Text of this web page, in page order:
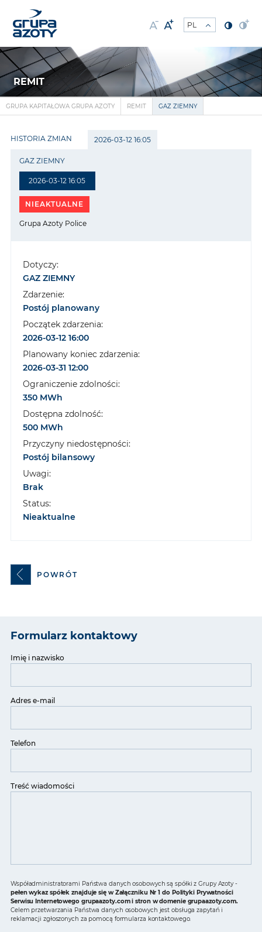
REMIT
GRUPA KAPITAŁOWA GRUPA AZOTY REMIT GAZ ZIEMNY
HISTORIA ZMIAN 2026-03-12 16:05
2026-03-12 16:05
GAZ ZIEMNY
NIEAKTUALNE
Grupa Azoty Police
Dotyczy:
GAZ ZIEMNY
Zdarzenie:
Postój planowany
Początek zdarzenia:
2026-03-12 16:00
Planowany koniec zdarzenia:
2026-03-31 12:00
Ograniczenie zdolności:
350 MWh
Dostępna zdolność:
500 MWh
Przyczyny niedostępności:
Postój bilansowy
Uwagi:
Brak
Status:
Nieaktualne
POWRÓT
Formularz kontaktowy
Imię i nazwisko
Adres e-mail
Telefon
Treść wiadomości
Współadministratorami Państwa danych osobowych są spółki z Grupy Azoty -
pełen wykaz spółek znajduje się w Załączniku Nr 1 do Polityki Prywatności
Serwisu Internetowego grupaazoty.com i stron w domenie grupaazoty.com.
Celem przetwarzania Państwa danych osobowych jest obsługa zapytań i
reklamacji zgłoszonych za pomocą formularza kontaktowego.